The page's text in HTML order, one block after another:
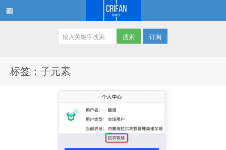
订阅
标签：子元素